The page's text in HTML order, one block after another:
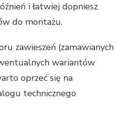
i łatwiej dopniesz
do montażu.
zawieszeń (zamawianych
wariantów
oprzeć się na
technicznego